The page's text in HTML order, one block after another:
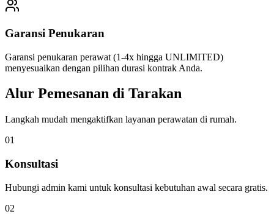
Garansi Penukaran
Garansi penukaran perawat (1-4x hingga UNLIMITED)
menyesuaikan dengan pilihan durasi kontrak Anda.
Alur Pemesanan di Tarakan
Langkah mudah mengaktifkan layanan perawatan di rumah.
01
Konsultasi
Hubungi admin kami untuk konsultasi kebutuhan awal secara gratis.
02